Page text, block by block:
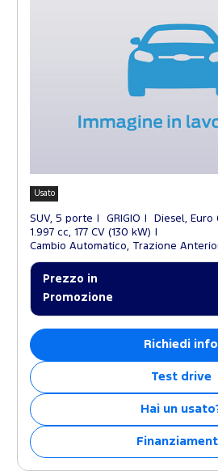
Usato
SUV, 5 porte GRIGIO
Diesel, Euro
1.997 cc, 177 CV (130 kW)
Cambio Automatico, Trazione
Prezzo in
Promozione
Richiedi info
Test drive
Hai un